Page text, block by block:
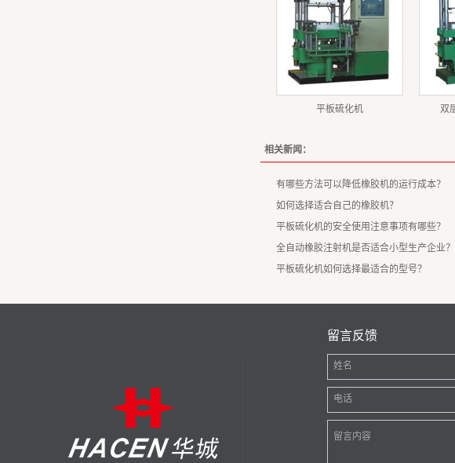
平板硫化机 双
相关新闻：
有哪些方法可以降低橡胶机的运行成本？
如何选择适合自己的橡胶机？
平板硫化机的安全使用注意事项有哪些？
全自动橡胶注射机是否适合小型生产企业？
平板硫化机如何选择最适合的型号？
留言反馈
姓名
电话
留言内容